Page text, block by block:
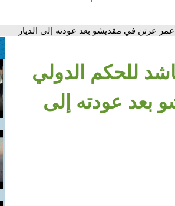
عرتن في مقديشو بعد عودته إلى الديار
للحكم الدولي
بعد عودته إلى